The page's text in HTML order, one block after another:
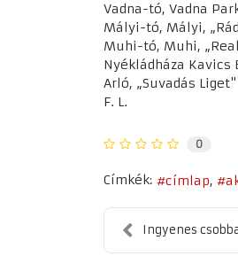
Vadna-tó, Vadna
Mályi-tó, Mályi,
Muhi-tó, Muhi,
Nyékládháza Kavics
Arló, „Suvadás
F. L.
0
Címkék: címlap
Ingyenes